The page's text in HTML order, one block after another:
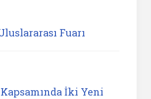
Fuarı
İki Yeni